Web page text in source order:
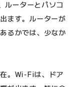
ルーターとパソコ
ます。ルーターが
るかでは、少なか
。Wi-Fiは、ドア